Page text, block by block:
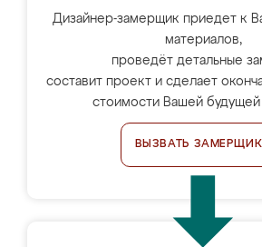
Дизайнер-замерщик приедет к
материалов,
проведёт детальные
составит проект и сделает
стоимости Вашей
ВЫЗВАТЬ